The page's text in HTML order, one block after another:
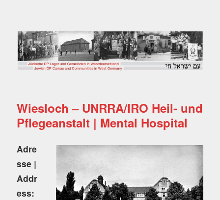
Jüdische DP Lager und
Gemeinden in
Westdeutschland
Wiesloch – UNRRA/IRO Heil- und
Pflegeanstalt | Mental Hospital
Adre
sse |
Addr
ess: